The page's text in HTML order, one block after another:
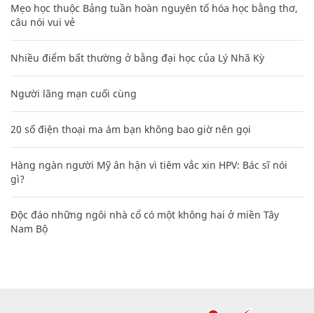
Mẹo học thuộc Bảng tuần hoàn nguyên tố hóa học bằng thơ,
câu nói vui vẻ
Nhiều điểm bất thường ở bằng đại học của Lý Nhã Kỳ
Người lãng mạn cuối cùng
20 số điện thoại ma ám bạn không bao giờ nên gọi
Hàng ngàn người Mỹ ân hận vì tiêm vắc xin HPV: Bác sĩ nói
gì?
Độc đáo những ngôi nhà cổ có một không hai ở miền Tây
Nam Bộ